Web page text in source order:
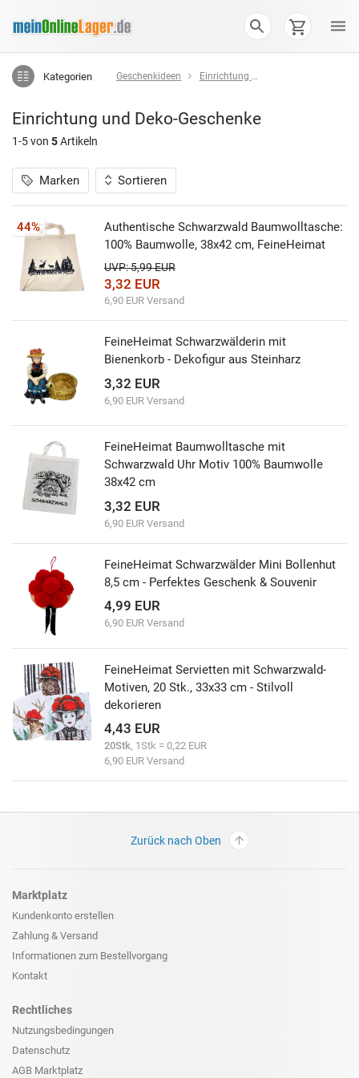
Kategorien Geschenkideen Einrichtung und Deko-Geschenke
Einrichtung und Deko-Geschenke
1-5 von 5Artikeln
Marken Sortieren
Authentische Schwarzwald Baumwolltasche:
100% Baumwolle, 38x42 cm, FeineHeimat
UVP: 5,99 EUR
3,32 EUR
6,90 EUR Versand
44%
FeineHeimat Schwarzwälderin mit
Bienenkorb - Dekofigur aus Steinharz
3,32 EUR
6,90 EUR Versand
FeineHeimat Baumwolltasche mit
Schwarzwald Uhr Motiv 100% Baumwolle
38x42 cm
3,32 EUR
6,90 EUR Versand
FeineHeimat Schwarzwälder Mini Bollenhut
8,5 cm - Perfektes Geschenk & Souvenir
4,99 EUR
6,90 EUR Versand
FeineHeimat Servietten mit Schwarzwald-
Motiven, 20 Stk., 33x33 cm - Stilvoll
dekorieren
4,43 EUR
20Stk, 1Stk = 0,22 EUR
6,90 EUR Versand
Zurück nach Oben
Marktplatz
Kundenkonto erstellen
Zahlung & Versand
Informationen zum Bestellvorgang
Kontakt
Rechtliches
Nutzungsbedingungen
Datenschutz
AGB Marktplatz